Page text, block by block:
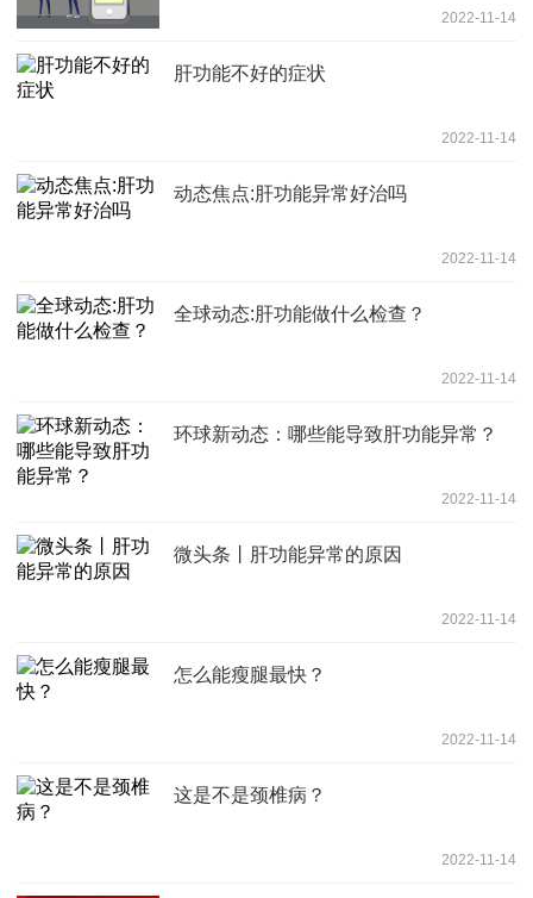
2022-11-14
肝功能不好的症状
2022-11-14
动态焦点:肝功能异常好治吗
2022-11-14
全球动态:肝功能做什么检查？
2022-11-14
环球新动态：哪些能导致肝功能异常？
2022-11-14
微头条丨肝功能异常的原因
2022-11-14
怎么能瘦腿最快？
2022-11-14
这是不是颈椎病？
2022-11-14